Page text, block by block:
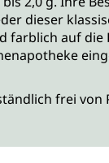
dieser
farblich auf
frei von